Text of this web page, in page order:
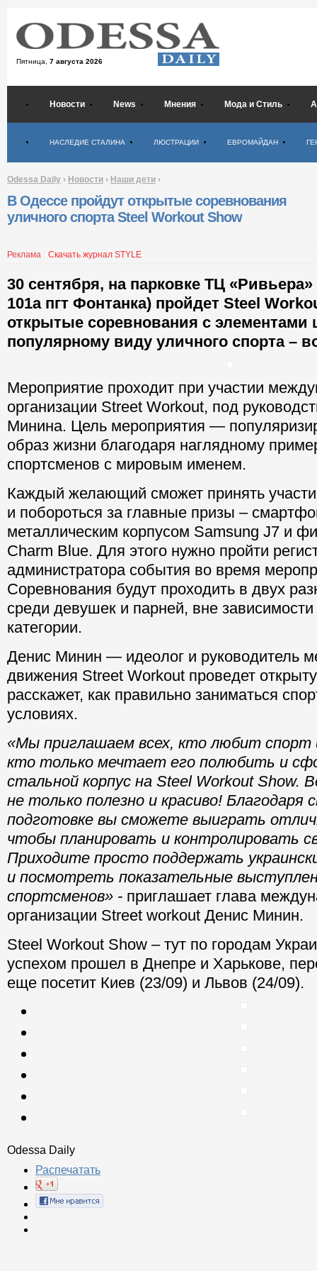
Пятница, 7 августа 2026
Новости News Мнения Мода и Стиль
НАСЛЕДИЕ СТАЛИНА ЛЮСТРАЦИИ ЕВРОМАЙДАН
Odessa Daily › Новости › Наши дети ›
В Одессе пройдут открытые соревнования
уличного спорта Steel Workout Show
Реклама Скачать журнал STYLE
30 сентября, на парковке ТЦ
101а пгт Фонтанка) пройдет Steel
открытые соревнования с элементами
популярному виду уличного спорта –
Мероприятие проходит при участии
организации Street Workout, под
Минина. Цель мероприятия —
образ жизни благодаря наглядному
спортсменов с мировым именем.
Каждый желающий сможет принять
и побороться за главные призы –
металлическим корпусом Samsung J7 и
Сharm Blue. Для этого нужно пройти
администратора события во время
Соревнования будут проходить в двух
среди девушек и парней, вне зависимости
категории.
Денис Минин — идеолог и руководитель
движения Street Workout проведет
расскажет, как правильно заниматься
условиях.
«Мы приглашаем всех, кто любит спорт
кто только мечтает его полюбить и
стальной корпус на Steel Workout Show.
не только полезно и красиво! Благодаря
подготовке вы сможете выиграть
чтобы планировать и контролировать
Приходите просто поддержать
и посмотреть показательные
спортсменов» - приглашает глава
организации Street workout Денис Минин.
Steel Workout Show – тут по городам
успехом прошел в Днепре и Харькове,
еще посетит Киев (23/09) и Львов (24/09).
Odessa Daily
Распечатать